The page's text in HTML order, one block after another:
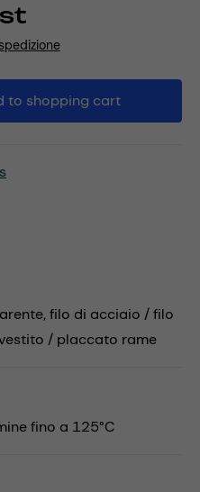
the desired
to shopping cart
filo di acciaio / filo
/ placcato rame
fino a 125°C